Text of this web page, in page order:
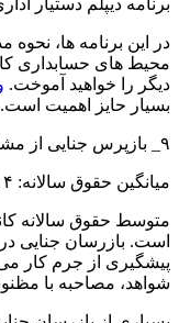
برنامه دیپلم دستیار
در این برنامه ها،
محیط های حسابداری
دیگر را خواهید آموخت.
بسیار حایز اهمیت است.
۹_ بازپرس جنایی از مشاغل پر درآمد در کانادا
میانگین حقوق سالانه: ۱۱۷۲۱۴ دلار
است. بازرسان جنایی
پیشگیری از جرم کار
شواهد، مصاحبه با